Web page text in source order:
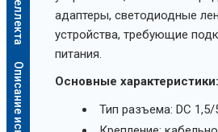
адаптеры, светодиодные
устройства, требующие
питания.
Основные характеристики:
Тип разъема: DC